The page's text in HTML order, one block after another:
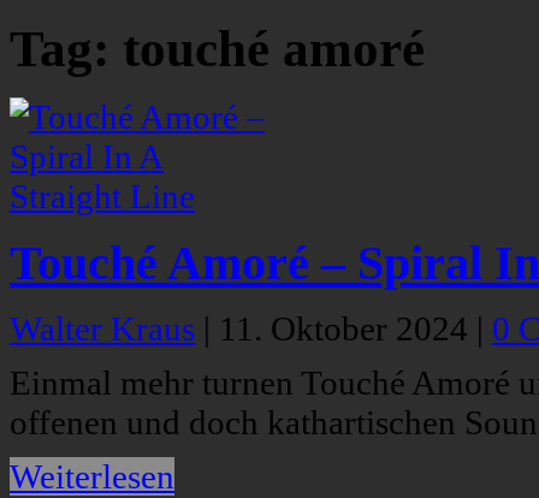
Tag: touché amoré
Touché Amoré – Spiral
Walter Kraus | 11. Oktober 2024 | 0
Einmal mehr turnen Touché Amoré
offenen und doch kathartischen
Weiterlesen